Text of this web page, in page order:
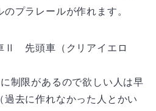
プラレールが作れます。
Ⅱ 先頭車（クリアイエロ
制限があるので欲しい人は早
去に作れなかった人とかい